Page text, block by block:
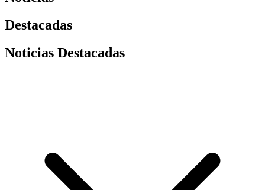
Destacadas
Noticias Destacadas